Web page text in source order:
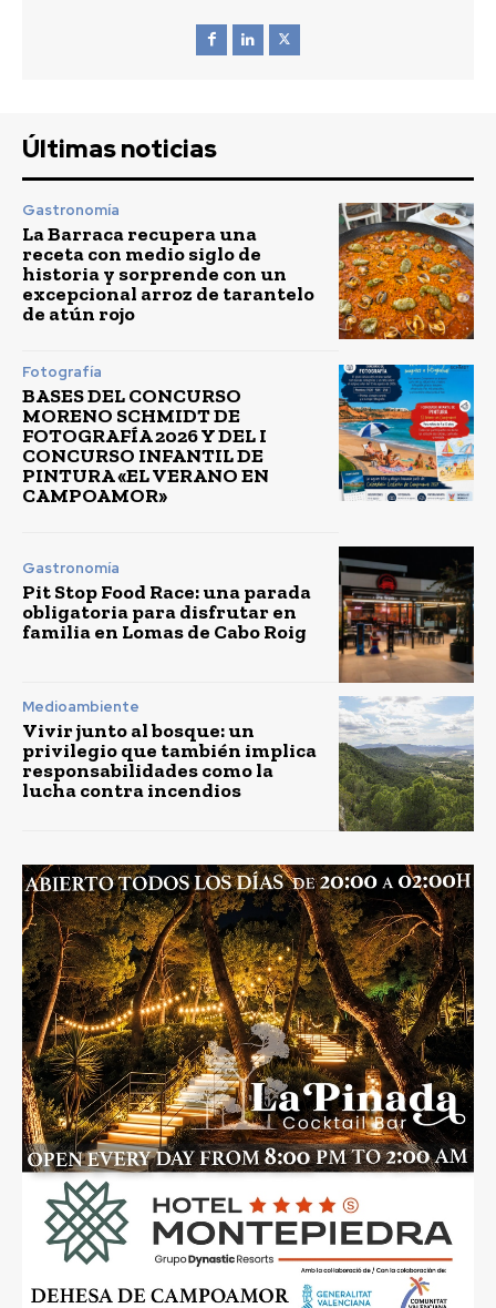
Últimas noticias
Gastronomía
La Barraca recupera una
receta con medio siglo de
historia y sorprende con un
excepcional arroz de tarantelo
de atún rojo
Fotografía
BASES DEL CONCURSO
MORENO SCHMIDT DE
FOTOGRAFÍA 2026 Y DEL I
CONCURSO INFANTIL DE
PINTURA «EL VERANO EN
CAMPOAMOR»
Gastronomía
Pit Stop Food Race: una parada
obligatoria para disfrutar en
familia en Lomas de Cabo Roig
Medioambiente
Vivir junto al bosque: un
privilegio que también implica
responsabilidades como la
lucha contra incendios